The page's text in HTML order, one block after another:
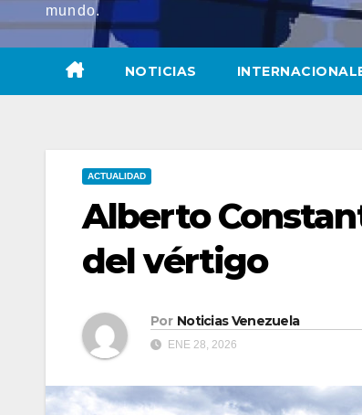
mundo.
NOTICIAS
ACTUALIDAD
Alberto
del vértigo
Por Noticias Venezuela
ENE 28, 2026